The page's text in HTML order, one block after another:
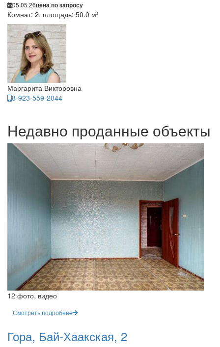
05.05.26цена по запросу
Комнат: 2, площадь: 50.0 м²
Маргарита Викторовна
8-923-559-2044
Недавно проданные объекты
12 фото, видео
Смотреть подробнее
Гора, Бай-Хаакская, 2